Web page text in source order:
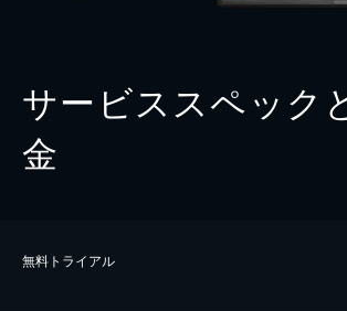
サービススペック
金
無料トライアル